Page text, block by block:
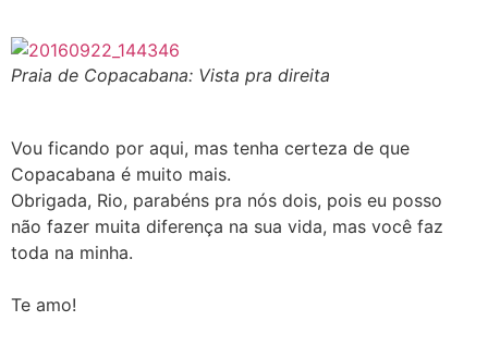
Praia de Copacabana: Vista pra direita
Vou ficando por aqui, mas tenha certeza de que
Copacabana é muito mais.
Obrigada, Rio, parabéns pra nós dois, pois eu posso
não fazer muita diferença na sua vida, mas você faz
toda na minha.
Te amo!